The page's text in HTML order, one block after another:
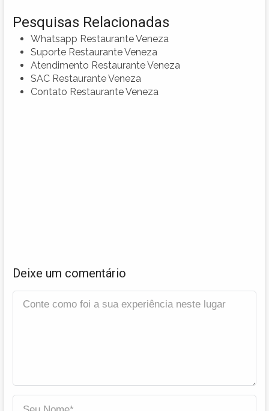
Pesquisas Relacionadas
Whatsapp Restaurante Veneza
Suporte Restaurante Veneza
Atendimento Restaurante Veneza
SAC Restaurante Veneza
Contato Restaurante Veneza
Deixe um comentário